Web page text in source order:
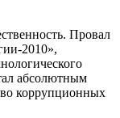
Провал
2010»,
абсолютным
коррупционных